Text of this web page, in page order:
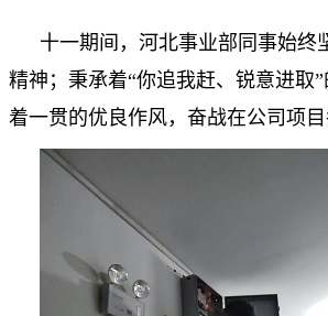
十一期间，河北事业部同事始终
精神；秉承着“你追我赶、锐意进取
着一贯的优良作风，奋战在公司项目